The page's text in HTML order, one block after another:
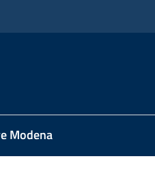
Modena